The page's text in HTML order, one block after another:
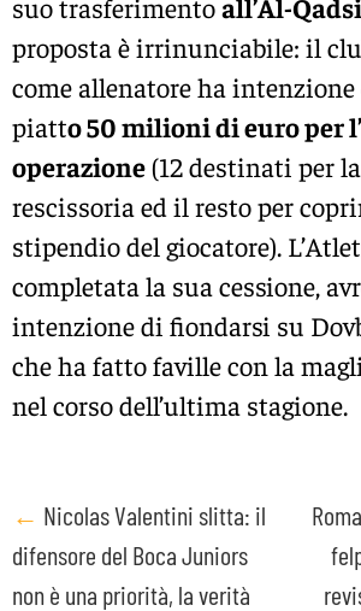
suo trasferimentoall’Al-
proposta è irrinunciabile: il
come allenatore ha
piatto 50 milioni di euro per
operazione(12 destinati per
rescissoria ed il resto per
stipendio del giocatore).
completata la sua cessione,
intenzione di fiondarsi su
che ha fatto faville con la
nel corso dell’ultima stagione.
Post
navigation
← Nicolas Valentini slitta: il
difensore del Boca Juniors
non è una priorità, la verità